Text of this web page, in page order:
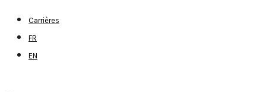
Skip
main
Carrières
FR
EN